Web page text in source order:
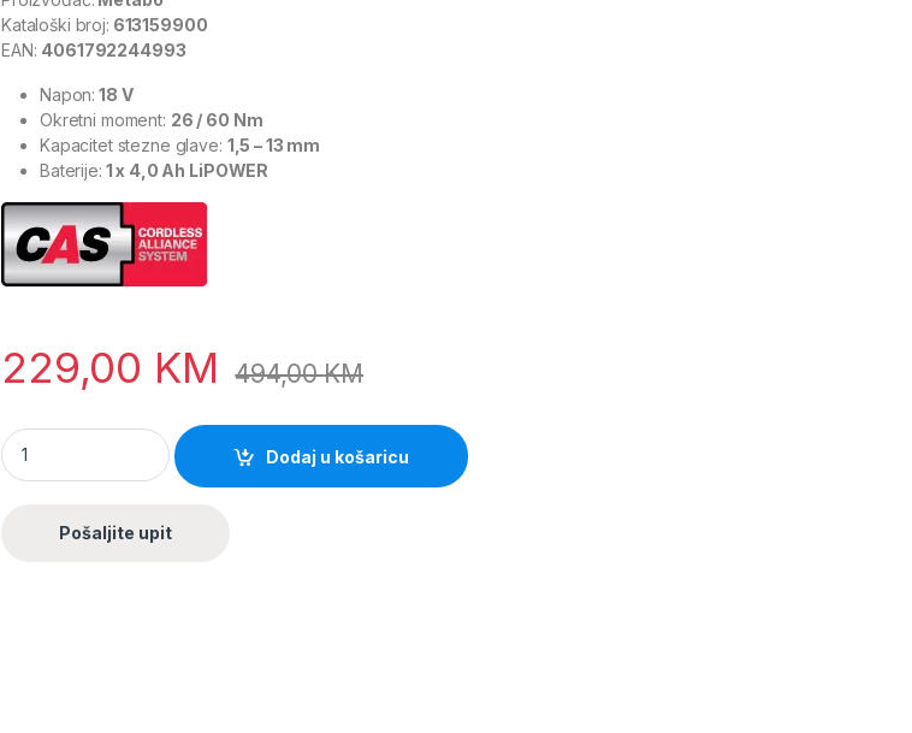
Kataloški broj: 613159900
EAN: 4061792244993
Napon: 18 V
Okretni moment: 26 / 60 Nm
Kapacitet stezne glave: 1,5 – 13 mm
Baterije: 1 x 4,0 Ah LiPOWER
229,00 KM 494,00KM
Dodaj u košaricu